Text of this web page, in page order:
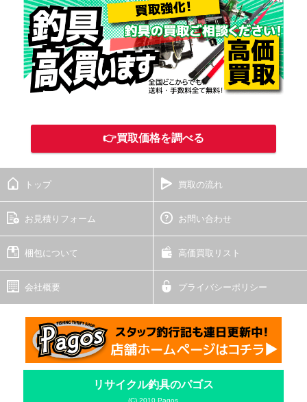
👉買取価格を調べる
トップ 買取の流れ
お見積りフォーム お問い合わせ
梱包について 高価買取リスト
会社概要 プライバシーポリシー
リサイクル釣具のパゴス
(C) 2010 Pagos